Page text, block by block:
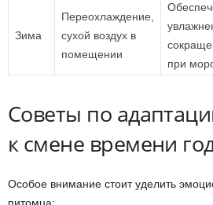
Зима
Переохлаждение,
сухой воздух в
помещении
при
Советы по
к смене времени
Особое внимание стоит уделить